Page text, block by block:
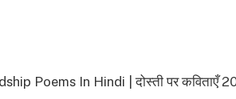
Poems In Hindi | दोस्ती पर कविताएँ